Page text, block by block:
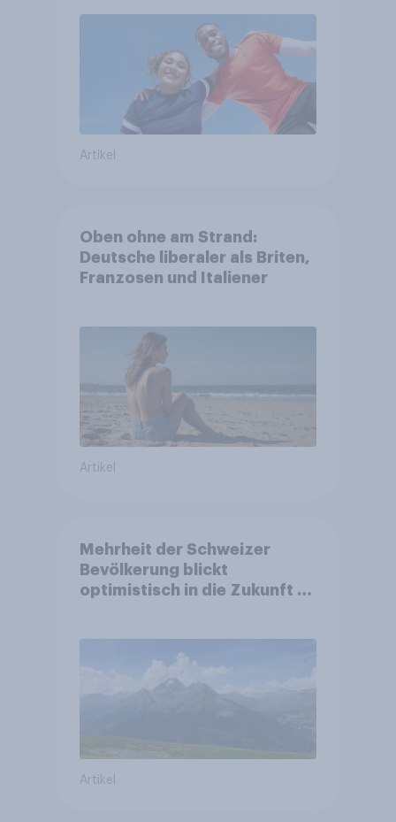
Artikel
Oben ohne am Strand:
Deutsche liberaler als Briten,
Franzosen und Italiener
Artikel
Mehrheit der Schweizer
Bevölkerung blickt
optimistisch in die Zukunft –
Altersvorsorge
Artikel